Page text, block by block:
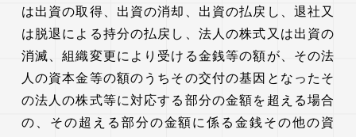
は出資の取得、出資の消却、出資の払戻し、退社又
は脱退による持分の払戻し、法人の株式又は出資の
消滅、組織変更により受ける金銭等の額が、その法
人の資本金等の額のうちその交付の基因となったそ
の法人の株式等に対応する部分の金額を超える場合
の、その超える部分の金額に係る金銭その他の資